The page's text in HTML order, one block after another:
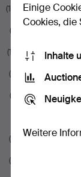
(19)
(2)
(17)
(6)
(2)
(6)
(4)
Einige
Cookies, die
Inhalte
Weitere